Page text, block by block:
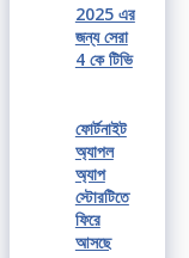
2025 এর
জন্য সেরা
4 কে টিভি
ফোর্টনাইট
অ্যাপল
অ্যাপ
স্টোরটিতে
ফিরে
আসছে